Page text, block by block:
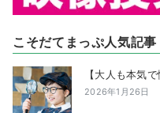
こそだてまっぷ人気記事
【大人も本気
2026年1月26日